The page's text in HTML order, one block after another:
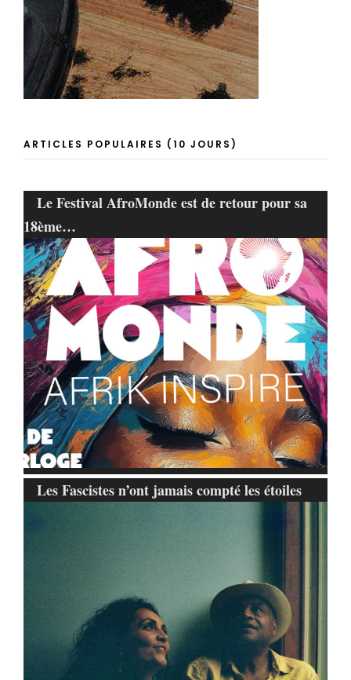
ARTICLES POPULAIRES (10 JOURS)
Le Festival AfroMonde est de retour pour sa
18ème…
Les Fascistes n’ont jamais compté les étoiles